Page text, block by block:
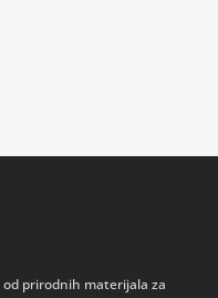
prirodnih materijala za